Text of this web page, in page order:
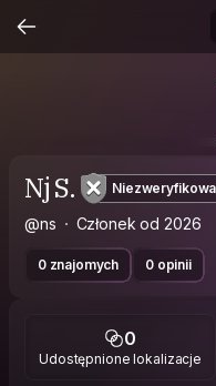
Nj S.
@ns Członek od 2026
0 znajomych 0 opinii
0
Udostępnione lokalizacje